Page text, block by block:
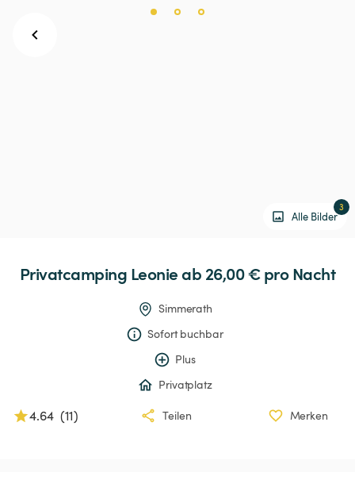
Alle Bilder
3
Privatcamping Leonie ab 26,00 € pro Nacht
Simmerath
Sofort buchbar
Plus
Privatplatz
4.64 (11) Teilen Merken